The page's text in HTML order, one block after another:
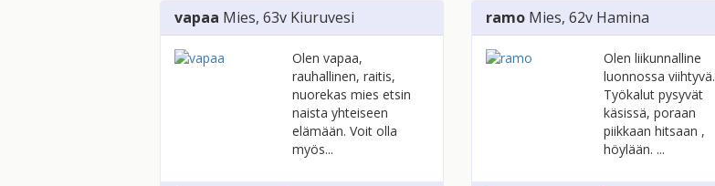
vapaa Mies, 63v Kiuruvesi
Olen vapaa,
rauhallinen, raitis,
nuorekas mies etsin
naista yhteiseen
elämään. Voit olla
myös...
ramo Mies, 62v Hamina
Olen liikunnalline
luonnossa viihtyvä.
Työkalut pysyvät
käsissä, poraan
piikkaan hitsaan ,
höylään. ...